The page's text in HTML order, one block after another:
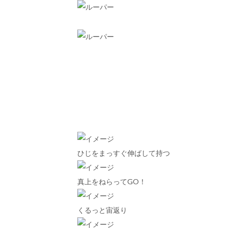
ひじをまっすぐ伸ばして持つ
真上をねらってGO！
くるっと宙返り